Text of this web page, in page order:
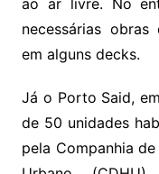
ao ar livre. No
necessárias
em alguns decks.
Já o Porto Said,
de 50 unidades
pela Companhia